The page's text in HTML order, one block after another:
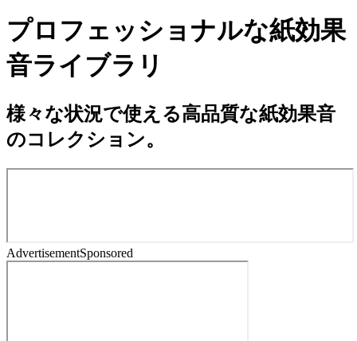
プロフェッショナルな紙効果
音ライブラリ
様々な状況で使える高品質な紙効果音
のコレクション。
AdvertisementSponsored